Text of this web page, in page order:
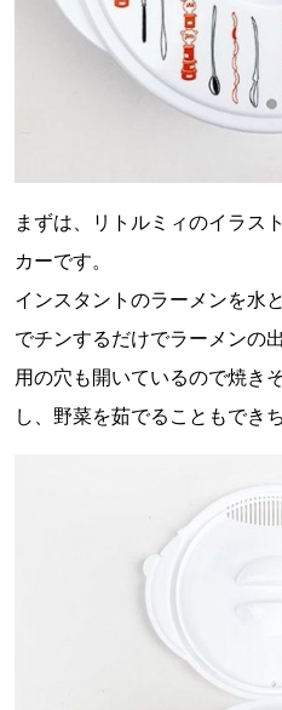
まずは、リトルミィのイラス
カーです。
インスタントのラーメンを水
でチンするだけでラーメンの
用の穴も開いているので焼き
し、野菜を茹でることもでき